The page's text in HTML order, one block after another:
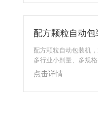
配方颗粒自动
配方颗粒自动包装机
多行业小剂量、多规
准化包装提供高效解
完成自动化包装设备
点击详情